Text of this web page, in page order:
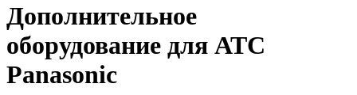
Дополнительное
оборудование для АТС
Panasonic